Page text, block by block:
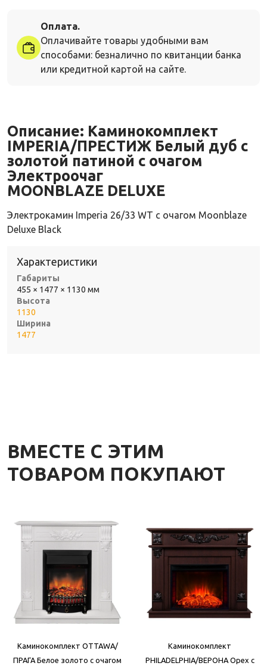
Оплата.
Оплачивайте товары удобными вам
способами: безналично по квитанции банка
или кредитной картой на сайте.
Описание: Каминокомплект
IMPERIA/ПРЕСТИЖ Белый дуб с
золотой патиной с очагом
Электроочаг
MOONBLAZE DELUXE
Электрокамин Imperia 26/33 WT с очагом Moonblaze
Deluxe Black
Характеристики
Габариты
455 × 1477 × 1130 мм
Высота
1130
Ширина
1477
ВМЕСТЕ С ЭТИМ
ТОВАРОМ ПОКУПАЮТ
Каминокомплект OTTAWA/
ПРАГА Белое золото с очагом
Каминокомплект
PHILADELPHIA/ВЕРОНА Орех с